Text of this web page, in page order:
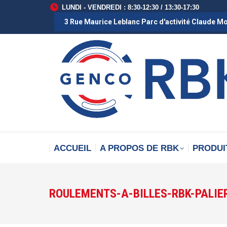
LUNDI - VENDREDI : 8:30-12:30 / 13:30-17:30
3 Rue Maurice Leblanc Parc d'activité Claude
ACCUEIL A PROPOS DE RBK
ROULEMENTS-A-BILLES-RBK-